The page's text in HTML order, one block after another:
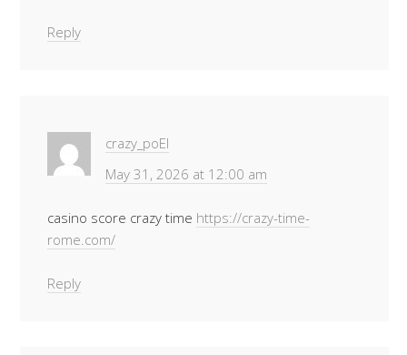
Reply
crazy_poEl
May 31, 2026 at 12:00 am
casino score crazy time https://crazy-time-
rome.com/
Reply